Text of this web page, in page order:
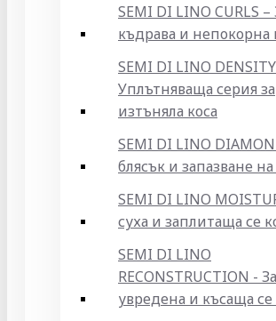
SEMI DI LINO CURLS –
къдрава и непокорна
SEMI DI LINO
Уплътняваща серия за
изтъняла коса
SEMI DI LINO
блясък и запазване
SEMI DI LINO
суха и заплитаща се
SEMI DI LINO
RECONSTRUCTION - За
увредена и късаща се